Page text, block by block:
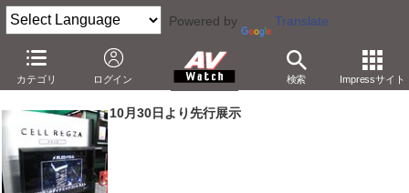
Powered by Translate
カテゴリ ログイン 検索 Impressサイト
ビックカメラ池袋本店に「CELL REGZA」が先行展示
－高画質などを訴求。30日オープンのヤマダ電機にも
10月30日より先行展示